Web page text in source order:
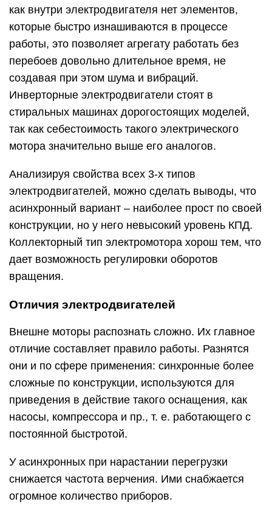
как внутри электродвигателя нет элементов,
которые быстро изнашиваются в процессе
работы, это позволяет агрегату работать без
перебоев довольно длительное время, не
создавая при этом шума и вибраций.
Инверторные электродвигатели стоят в
стиральных машинах дорогостоящих моделей,
так как себестоимость такого электрического
мотора значительно выше его аналогов.
Анализируя свойства всех 3-х типов
электродвигателей, можно сделать выводы, что
асинхронный вариант – наиболее прост по своей
конструкции, но у него невысокий уровень КПД.
Коллекторный тип электромотора хорош тем, что
дает возможность регулировки оборотов
вращения.
Отличия электродвигателей
Внешне моторы распознать сложно. Их главное
отличие составляет правило работы. Разнятся
они и по сфере применения: синхронные более
сложные по конструкции, используются для
приведения в действие такого оснащения, как
насосы, компрессора и пр., т. е. работающего с
постоянной быстротой.
У асинхронных при нарастании перегрузки
снижается частота верчения. Ими снабжается
огромное количество приборов.